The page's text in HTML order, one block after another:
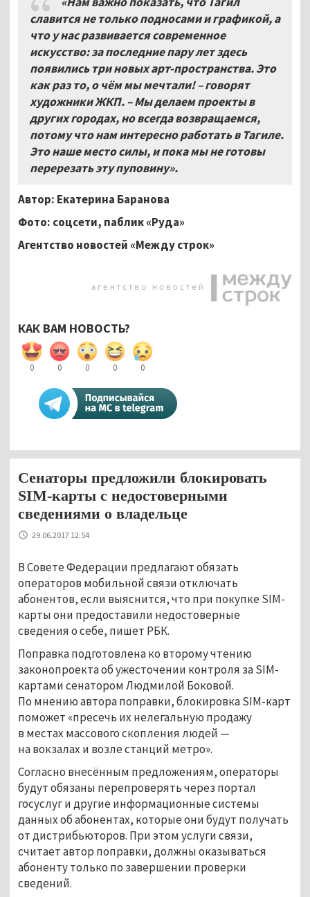
славится не только подносами и графикой, а
что у нас развивается современное
искусство: за последние пару лет здесь
появились три новых арт-пространства. Это
как раз то, о чём мы мечтали! – говорят
художники ЖКП. – Мы делаем проекты в
других городах, но всегда возвращаемся,
потому что нам интересно работать в Тагиле.
Это наше место силы, и пока мы не готовы
перерезать эту пуповину».
Автор: Екатерина Баранова
Фото: соцсети, паблик «Руда»
Агентство новостей «Между строк»
КАК ВАМ НОВОСТЬ?
0 0 0 0 0
Сенаторы предложили блокировать
SIM-карты с недостоверными
сведениями о владельце
29.06.2017 12:54
В Совете Федерации предлагают обязать
операторов мобильной связи отключать
абонентов, если выяснится, что при покупке SIM-
карты они предоставили недостоверные
сведения о себе, пишет РБК.
Поправка подготовлена ко второму чтению
законопроекта об ужесточении контроля за SIM-
картами сенатором Людмилой Боковой.
По мнению автора поправки, блокировка SIM-карт
поможет «пресечь их нелегальную продажу
в местах массового скопления людей —
на вокзалах и возле станций метро».
Согласно внесённым предложениям, операторы
будут обязаны перепроверять через портал
госуслуг и другие информационные системы
данных об абонентах, которые они будут получать
от дистрибьюторов. При этом услуги связи,
считает автор поправки, должны оказываться
абоненту только по завершении проверки
сведений.